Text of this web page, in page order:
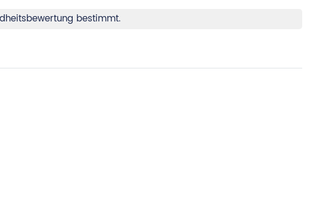
bestimmt.